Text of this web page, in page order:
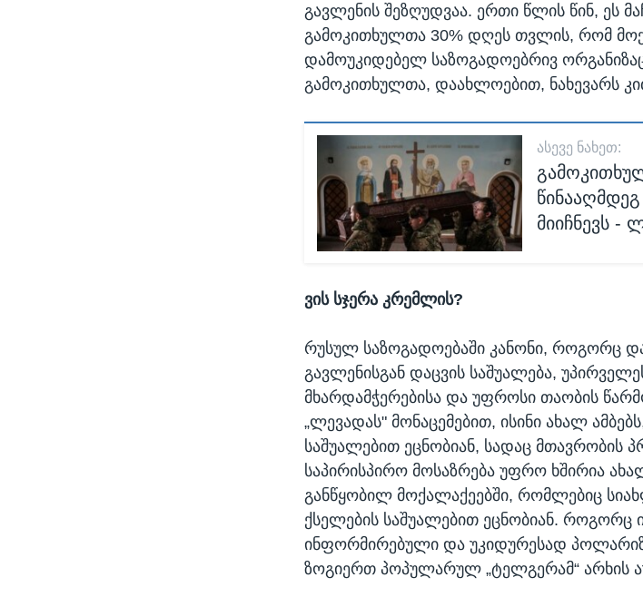
გავლენის შეზღუდვაა. ერთი წლის წინ, ეს
გამოკითხულთა 30% დღეს თვლის, რომ
დამოუკიდებელ საზოგადოებრივ
გამოკითხულთა, დაახლოებით, ნახევარს
ᲐᲡᲔᲕᲔ ᲜᲐᲮᲔᲗ:
მიიჩნევს -
ვის სჯერა კრემლის?
რუსულ საზოგადოებაში კანონი, როგორც
გავლენისგან დაცვის საშუალება,
მხარდამჭერებისა და უფროსი თაობის
„ლევადას" მონაცემებით, ისინი ახალ
საშუალებით ეცნობიან, სადაც მთავრობის
საპირისპირო მოსაზრება უფრო ხშირია
განწყობილ მოქალაქეებში, რომლებიც
ქსელების საშუალებით ეცნობიან. როგორც
ინფორმირებული და უკიდურესად
ზოგიერთ პოპულარულ „ტელგერამ“ არხის